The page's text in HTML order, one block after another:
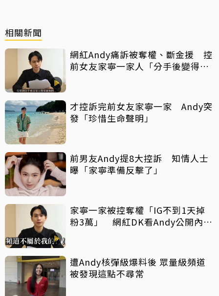
相關新聞
網紅Andy痛訴被奪權、斷金援 控
前女友家寧一家人「分手後變得無
才控訴完前女友家寧一家 Andy突
發「珍惜生命聲明」
前男友Andy提8大控訴 知情人士
曝「家寧準備反擊了」
家寧一家被控奪權「IG不到1天掉
粉3萬」 網紅DK看Andy公開內
遭Andy核彈級爆料後 眾量級頻道
被發現這點不尋常